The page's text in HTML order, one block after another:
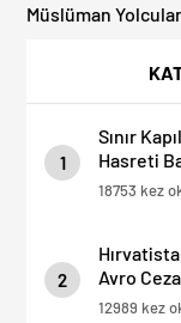
1
Sınır
Hasreti
18753 kez
2
Avro
12989 kez
Müslüman Yolcular